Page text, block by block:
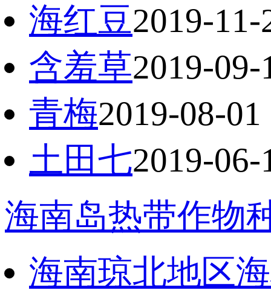
海红豆2019-11-
含羞草2019-09-
青梅2019-08-01
土田七2019-06-
海南岛热带作物
海南琼北地区